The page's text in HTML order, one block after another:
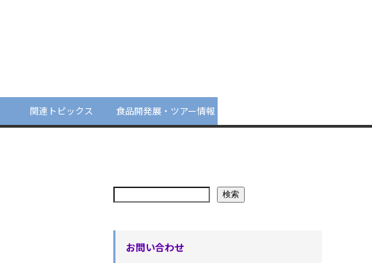
関連トピックス 食品開発展・ツアー情報
検索
お問い合わせ